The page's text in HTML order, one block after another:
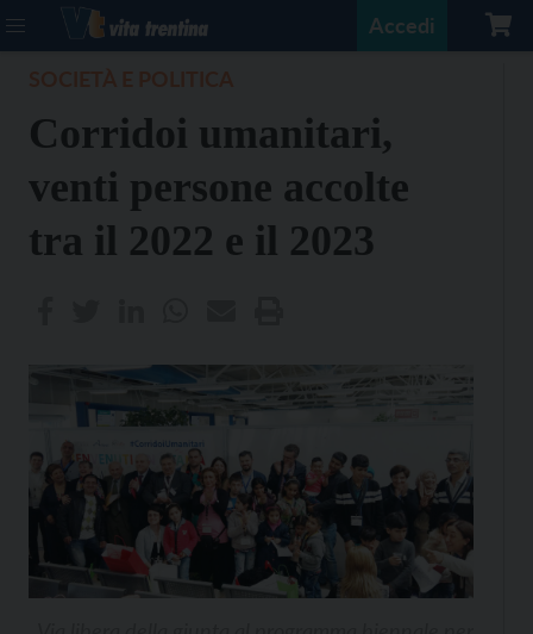
Accedi
Corridoi umanitari,
venti persone accolte
tra il 2022 e il 2023